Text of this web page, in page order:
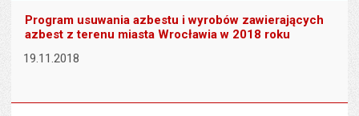
Program usuwania azbestu i wyrobów zawierających
azbest z terenu miasta Wrocławia w 2018 roku
19.11.2018